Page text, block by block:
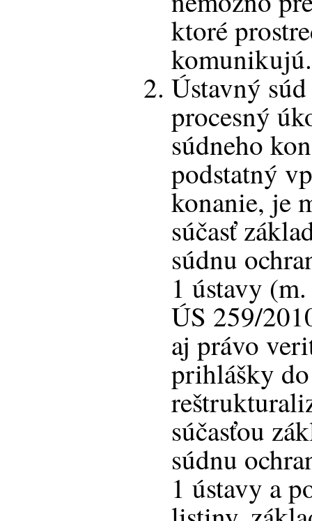
ktoré
komunikujú.
Ústavný
procesný
súdneho
podstatný
konanie, je
súčasť
súdnu
1 ústavy
ÚS 259/
aj právo
prihlášky do
súčasťou
súdnu
1 ústavy a